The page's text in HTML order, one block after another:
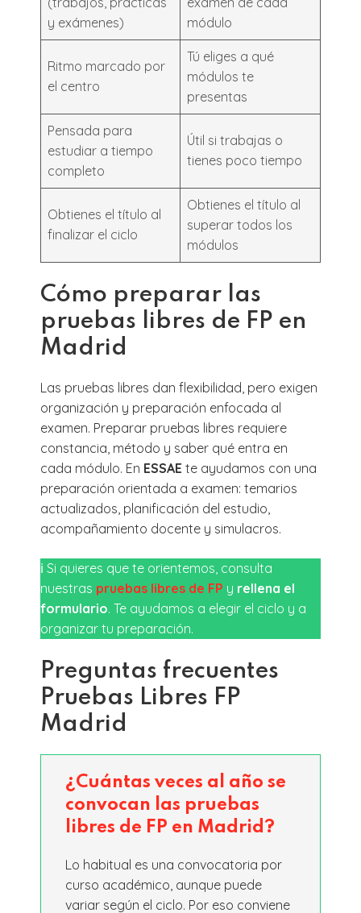
y exámenes)
módulo
Ritmo marcado por
el centro
Tú eliges a qué
módulos te
presentas
Pensada para
estudiar a tiempo
completo
Útil si trabajas o
tienes poco tiempo
Obtienes el título al
finalizar el ciclo
Obtienes el título al
superar todos los
módulos
Cómo preparar las
pruebas libres de FP en
Madrid
Las pruebas libres dan flexibilidad, pero exigen
organización y preparación enfocada al
examen. Preparar pruebas libres requiere
constancia, método y saber qué entra en
cada módulo. En ESSAE te ayudamos con una
preparación orientada a examen: temarios
actualizados, planificación del estudio,
acompañamiento docente y simulacros.
ℹ️ Si quieres que te orientemos, consulta
nuestras pruebas libres de FP y rellena el
formulario. Te ayudamos a elegir el ciclo y a
organizar tu preparación.
Preguntas frecuentes
Pruebas Libres FP
Madrid
¿Cuántas veces al año se
convocan las pruebas
libres de FP en Madrid?
Lo habitual es una convocatoria por
curso académico, aunque puede
variar según el ciclo. Por eso conviene